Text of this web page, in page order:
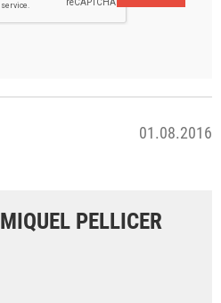
01.08.2016
MIQUEL PELLICER